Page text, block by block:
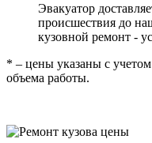
Эвакуатор
происшествия до
кузовной ремонт -
* – цены указаны с
объема работы.